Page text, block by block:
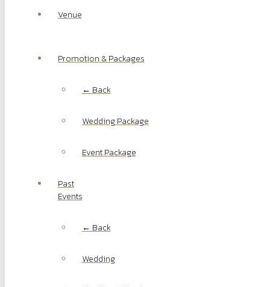
Venue
Promotion & Packages
← Back
Wedding Package
Event Package
Past
Events
← Back
Wedding